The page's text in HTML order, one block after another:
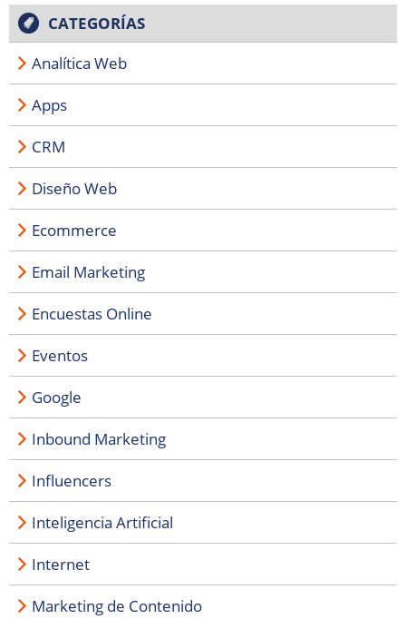
CATEGORÍAS
Analítica Web
Apps
CRM
Diseño Web
Ecommerce
Email Marketing
Encuestas Online
Eventos
Google
Inbound Marketing
Influencers
Inteligencia Artificial
Internet
Marketing de Contenido